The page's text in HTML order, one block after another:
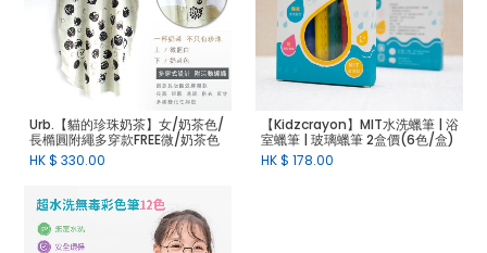
Urb.【貓的珍珠奶茶】女/奶茶色/
長橢圓附繩多穿款FREE微/奶茶色
HK $ 330.00
【Kidzcrayon】MIT水洗蠟筆 | 浴
室蠟筆 | 玻璃蠟筆 2盒價(6色/盒)
HK $ 178.00